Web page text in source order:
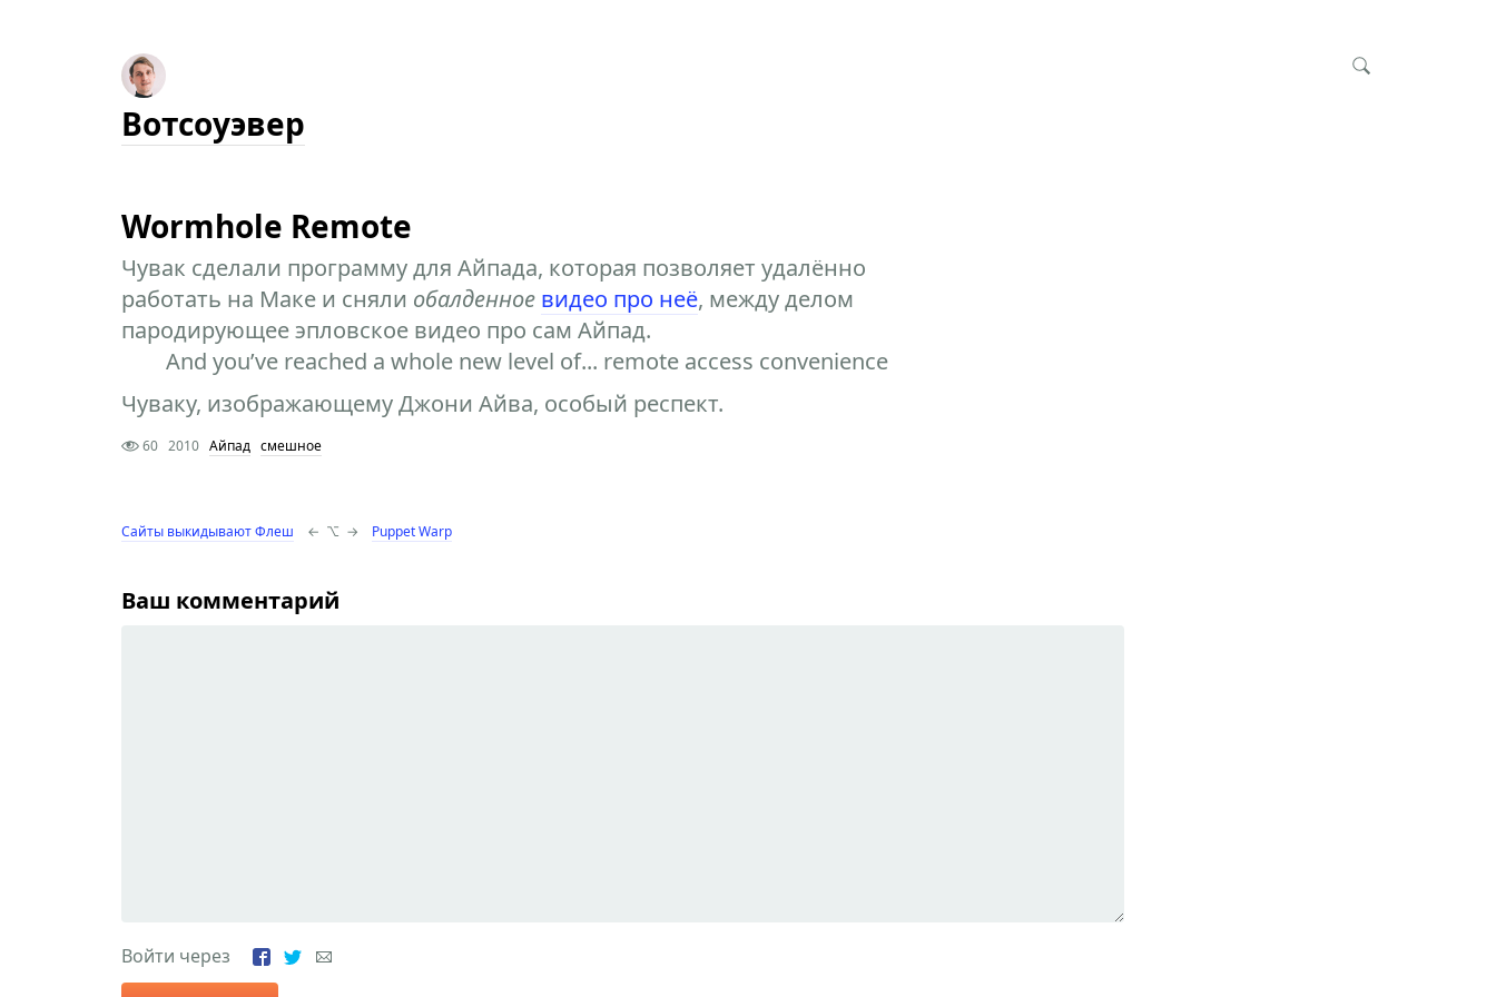
Вотсоуэвер
Wormhole Remote
Чувак сделали программу для Айпада, которая позволяет удалённо
работать на Маке и сняли обалденное видео про неё, между делом
пародирующее эпловское видео про сам Айпад.
And you’ve reached a whole new level of... remote access convenience
Чуваку, изображающему Джони Айва, особый респект.
60 2010 Айпад смешное
Сайты выкидывают Флеш ← ⌥ → Puppet Warp
Ваш комментарий
Войти через